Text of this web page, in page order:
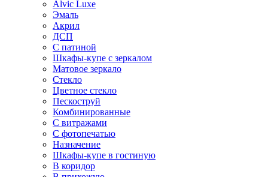
Alvic Luxe
Эмаль
Акрил
ДСП
С патиной
Шкафы-купе с зеркалом
Матовое зеркало
Стекло
Цветное стекло
Пескоструй
Комбинированные
С витражами
С фотопечатью
Назначение
Шкафы-купе в гостиную
В коридор